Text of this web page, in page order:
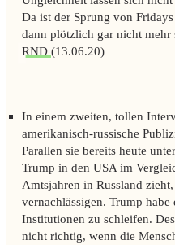
Da ist der Sprung von
dann plötzlich gar nicht mehr
RND(13.06.20)
In einem zweiten, tollen
amerikanisch-russische
Parallen sie bereits heute
Trump in den USA im
Amtsjahren in Russland
vernachlässigen. Trump
Institutionen zu schleifen.
nicht richtig, wenn die